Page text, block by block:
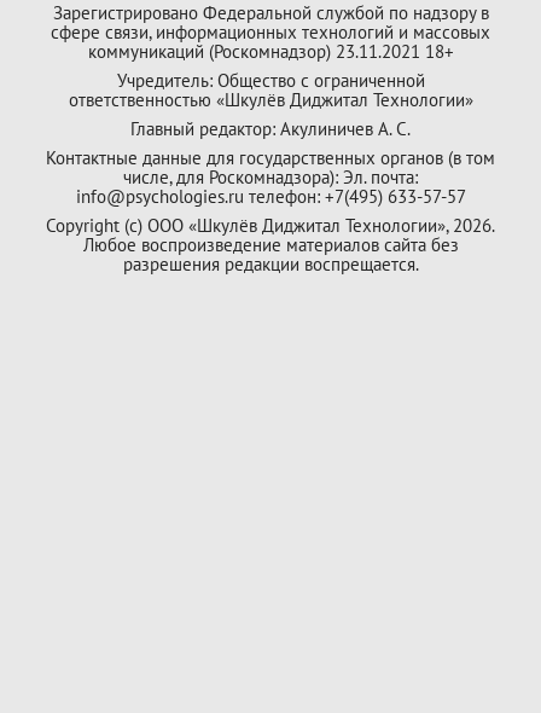
Зарегистрировано Федеральной службой по надзору в
сфере связи, информационных технологий и массовых
коммуникаций (Роскомнадзор) 23.11.2021 18+
Учредитель: Общество с ограниченной
ответственностью «Шкулёв Диджитал Технологии»
Главный редактор: Акулиничев А. С.
Контактные данные для государственных органов (в том
числе, для Роскомнадзора): Эл. почта:
info@psychologies.ru телефон: +7(495) 633-57-57
Copyright (с) ООО «Шкулёв Диджитал Технологии», 2026.
Любое воспроизведение материалов сайта без
разрешения редакции воспрещается.